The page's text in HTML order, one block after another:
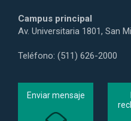
Campus principal
Av. Universitaria 1801, San
Teléfono: (511) 626-2000
Enviar mensaje